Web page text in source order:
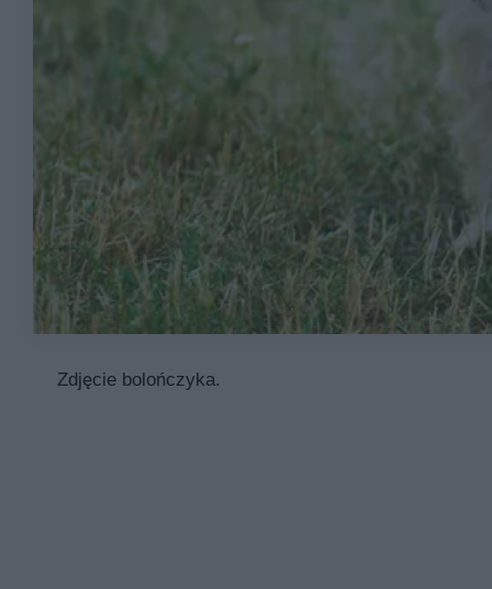
Zdjęcie bolończyka.